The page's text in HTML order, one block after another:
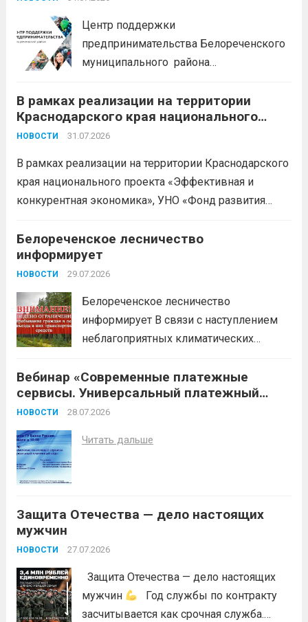
Центр поддержки
предпринимательства Белореченского
муниципального района
БЕСПЛАТНЫЕ КОНСУЛЬТАЦИИ
Бухгалтерский учет и заполнение
деклараций; Трудовое
планирование и правовое обеспечение;
Микрозаймы для предпринимателей по
низким ставкам; Единый налоговый
+79892903917 Часы работы: 08:00-17:00
Ждем Вас...
В рамках реализации на территории
Краснодарского края национального
проекта «Эффективная и конкурентная
НОВОСТИ 31.07.2026
В рамках реализации на территории Краснодарского
края национального проекта «Эффективная и
конкурентная экономика», УНО «Фонд развития
доступных мерах поддержки субъектов малого и
среднего предпринимательства и граждан,
желающих вести бизнес.
Белореченское лесничество
информирует
НОВОСТИ 29.07.2026
Белореченское лесничество
информирует В связи с наступлением
неблагоприятных климатических
воздуха, отсутствие осадков,
порывистый ветер), в целях
недопущения ухудшения лесопожарной
возникновений чрезвычайных
Вебинар «Современные платежные
сервисы. Универсальный платежный
код»
НОВОСТИ 28.07.2026
Читать дальше
Защита Отечества — дело настоящих
мужчин
НОВОСТИ 27.07.2026
Защита Отечества — дело настоящих
мужчин
Год службы по контракту
засчитывается как срочная служба.